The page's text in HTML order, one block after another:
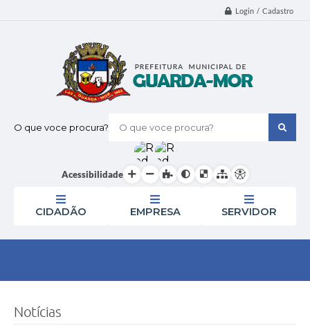
Login / Cadastro
O que voce procura?
Acessibilidade
CIDADÃO EMPRESA SERVIDOR
Notícias